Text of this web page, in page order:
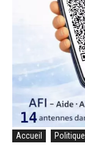
Accueil Politique